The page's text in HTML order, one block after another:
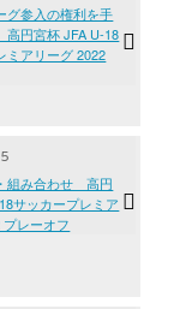
グ参入の権利を手
円宮杯 JFA U-18
ミアリーグ 2022
組み合わせ 高円
サッカープレミア
プレーオフ